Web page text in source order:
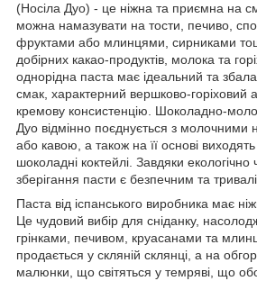
(Носіла Дуо) - це ніжна та приємна на
можна намазувати на тости, печиво,
фруктами або млинцями, сирниками
добірних какао-продуктів, молока та
однорідна паста має ідеальний та
смак, характерний вершково-горіховий
кремову консистенцію. Шоколадно-
Дуо відмінно поєднується з молочними
або кавою, а також на її основі
шоколадні коктейлі. Завдяки екологічно
зберігання пасти є безпечним та
Паста від іспанського виробника має
Це чудовий вибір для сніданку,
грінками, печивом, круасанами та
продається у скляній склянці, а на
малюнки, що світяться у темряві, що